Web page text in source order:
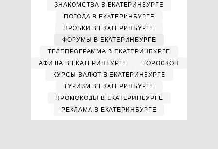
ЗНАКОМСТВА В ЕКАТЕРИНБУРГЕ
ПОГОДА В ЕКАТЕРИНБУРГЕ
ПРОБКИ В ЕКАТЕРИНБУРГЕ
ФОРУМЫ В ЕКАТЕРИНБУРГЕ
ТЕЛЕПРОГРАММА В ЕКАТЕРИНБУРГЕ
АФИША В ЕКАТЕРИНБУРГЕ
ГОРОСКОП
КУРСЫ ВАЛЮТ В ЕКАТЕРИНБУРГЕ
ТУРИЗМ В ЕКАТЕРИНБУРГЕ
ПРОМОКОДЫ В ЕКАТЕРИНБУРГЕ
РЕКЛАМА В ЕКАТЕРИНБУРГЕ